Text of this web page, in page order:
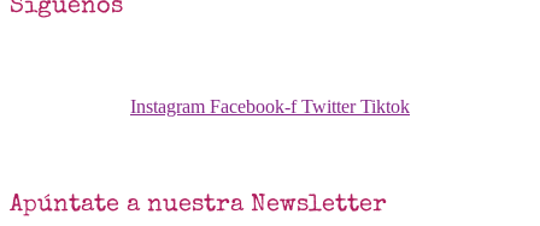
Síguenos
Instagram Facebook-f Twitter Tiktok
Apúntate a nuestra Newsletter